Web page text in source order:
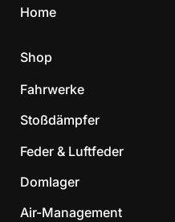
Home
Shop
Fahrwerke
Stoßdämpfer
Feder & Luftfeder
Domlager
Air-Management